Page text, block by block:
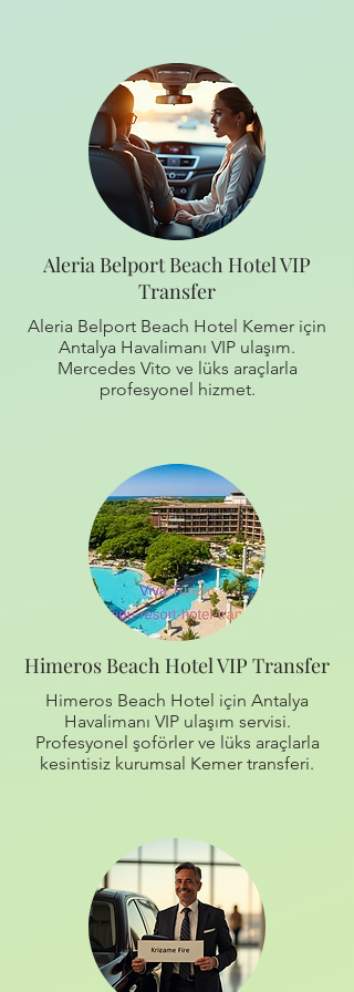
Aleria Belport Beach Hotel VIP
Transfer
Aleria Belport Beach Hotel Kemer için
Antalya Havalimanı VIP ulaşım.
Mercedes Vito ve lüks araçlarla
profesyonel hizmet.
Himeros Beach Hotel VIP Transfer
Himeros Beach Hotel için Antalya
Havalimanı VIP ulaşım servisi.
Profesyonel şoförler ve lüks araçlarla
kesintisiz kurumsal Kemer transferi.